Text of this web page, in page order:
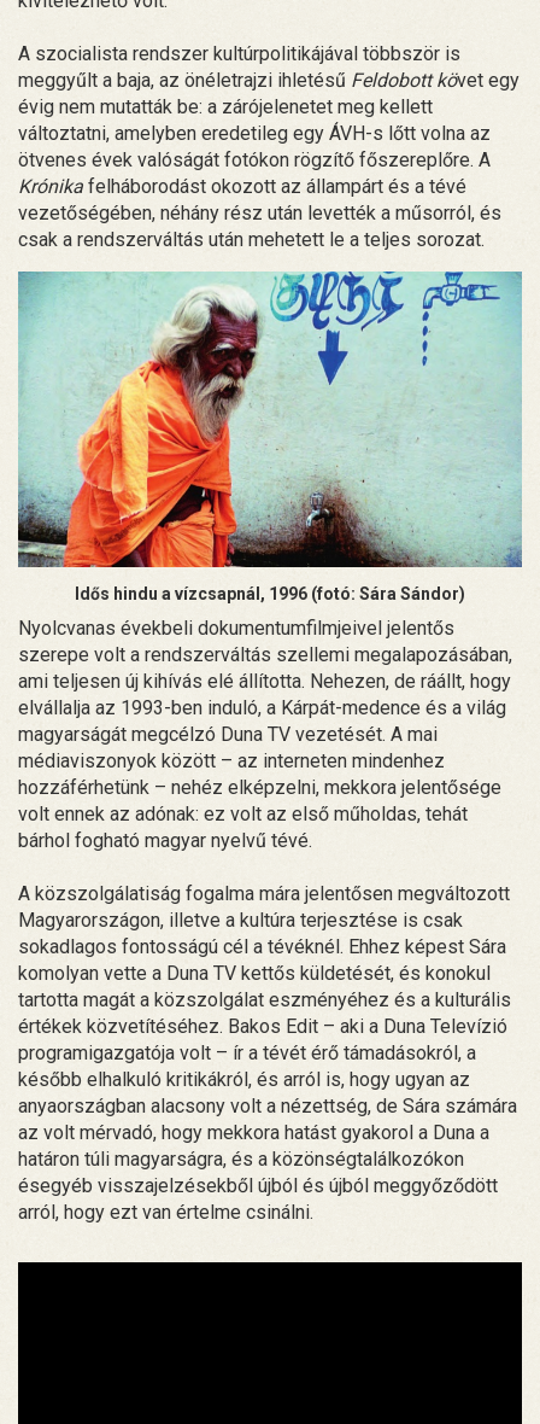
A szocialista rendszer kultúrpolitikájával többször is
meggyűlt a baja, az önéletrajzi ihletésű Feldobott követ egy
évig nem mutatták be: a zárójelenetet meg kellett
változtatni, amelyben eredetileg egy ÁVH-s lőtt volna az
ötvenes évek valóságát fotókon rögzítő főszereplőre. A
Krónika felháborodást okozott az állampárt és a tévé
vezetőségében, néhány rész után levették a műsorról, és
csak a rendszerváltás után mehetett le a teljes sorozat.
Idős hindu a vízcsapnál, 1996 (fotó: Sára Sándor)
Nyolcvanas évekbeli dokumentumfilmjeivel jelentős
szerepe volt a rendszerváltás szellemi megalapozásában,
ami teljesen új kihívás elé állította. Nehezen, de ráállt, hogy
elvállalja az 1993-ben induló, a Kárpát-medence és a világ
magyarságát megcélzó Duna TV vezetését. A mai
médiaviszonyok között – az interneten mindenhez
hozzáférhetünk – nehéz elképzelni, mekkora jelentősége
volt ennek az adónak: ez volt az első műholdas, tehát
bárhol fogható magyar nyelvű tévé.
A közszolgálatiság fogalma mára jelentősen megváltozott
Magyarországon, illetve a kultúra terjesztése is csak
sokadlagos fontosságú cél a tévéknél. Ehhez képest Sára
komolyan vette a Duna TV kettős küldetését, és konokul
tartotta magát a közszolgálat eszményéhez és a kulturális
értékek közvetítéséhez. Bakos Edit – aki a Duna Televízió
programigazgatója volt – ír a tévét érő támadásokról, a
később elhalkuló kritikákról, és arról is, hogy ugyan az
anyaországban alacsony volt a nézettség, de Sára számára
az volt mérvadó, hogy mekkora hatást gyakorol a Duna a
határon túli magyarságra, és a közönségtalálkozókon
ésegyéb visszajelzésekből újból és újból meggyőződött
arról, hogy ezt van értelme csinálni.